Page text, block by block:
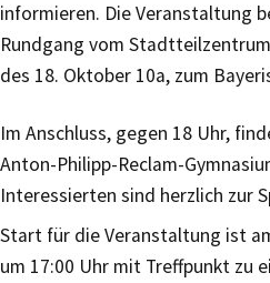
informieren. Die Veranstaltung
Rundgang vom
des 18. Oktober 10a, zum
Im Anschluss, gegen 18 Uhr,
Anton-Philipp-Reclam-
Interessierten sind herzlich zur
Start für die Veranstaltung ist
um 17:00 Uhr mit Treffpunkt zu